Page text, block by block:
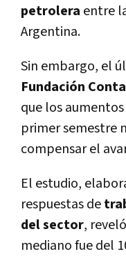
petrolera entre
Argentina.
Sin embargo, el
Fundación
que los
primer semestre
compensar el
El estudio,
respuestasde
del sector,
mediano fue del